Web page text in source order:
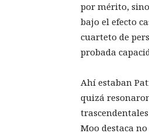
por mérito,
bajo el efecto
cuarteto de
probada
Ahí estaban
quizá
Moo destaca